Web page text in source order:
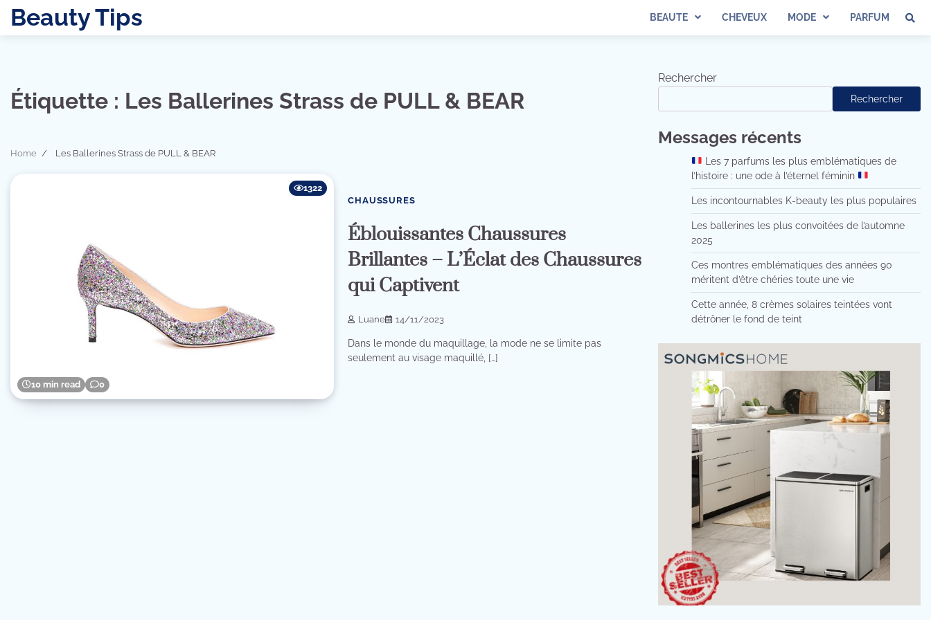
SkipBeauty Tips BEAUTE CHEVEUX MODE PARFUM
Étiquette : Les Ballerines Strass de PULL & BEAR
Home Les Ballerines Strass de PULL & BEAR
10 min read 0
1322
CHAUSSURES
Éblouissantes Chaussures
Brillantes – L’Éclat des Chaussures
qui Captivent
Luane 14/11/2023
Dans le monde du maquillage, la mode ne se limite pas
seulement au visage maquillé, […]
Rechercher
Rechercher
Messages récents
Les 7 parfums les plus emblématiques de
l’histoire : une ode à l’éternel féminin
Les incontournables K-beauty les plus populaires
Les ballerines les plus convoitées de l’automne
2025
Ces montres emblématiques des années 90
méritent d’être chéries toute une vie
Cette année, 8 crèmes solaires teintées vont
détrôner le fond de teint